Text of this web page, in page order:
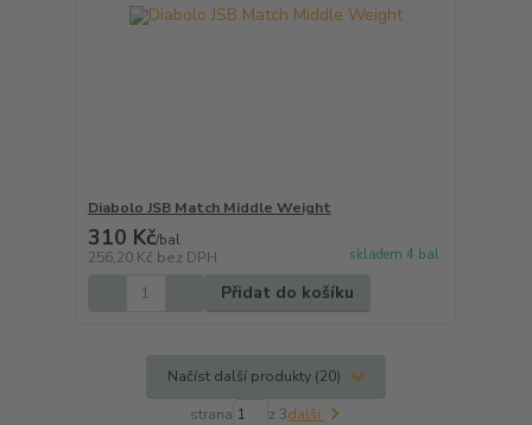
Diabolo JSB Match Middle Weight
310 Kč/bal
256,20 Kč bez DPH skladem 4 bal
Přidat do košíku
Načíst další produkty (20)
strana z 3další